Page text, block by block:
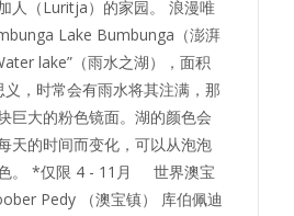
人（Luritja）的家园。 浪漫唯
Lake Bumbunga（澎湃
lake”（雨水之湖），面积
义，时常会有雨水将其注满，那
巨大的粉色镜面。湖的颜色会
天的时间而变化，可以从泡泡
。 *仅限 4 - 11月 世界澳宝
Pedy （澳宝镇） 库伯佩迪